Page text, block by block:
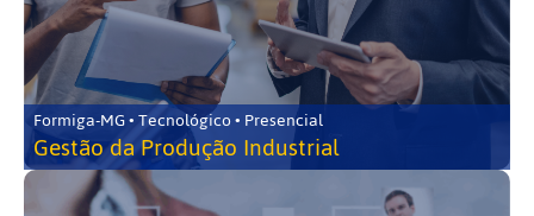
Formiga-MG • Tecnológico • Presencial
Gestão da Produção Industrial